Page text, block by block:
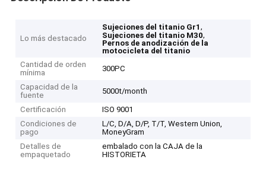
Lo más destacado
Sujeciones del titanio Gr1,
Sujeciones del titanio M30,
Pernos de anodización de la
motocicleta del titanio
Cantidad de orden
mínima
300PC
Capacidad de la
fuente
5000t/month
Certificación
ISO 9001
Condiciones de
pago
L/C, D/A, D/P, T/T, Western Union,
MoneyGram
Detalles de
empaquetado
embalado con la CAJA de la
HISTORIETA